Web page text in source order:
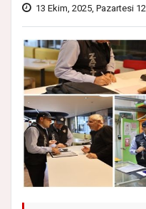
13 Ekim, 2025, Pazartesi